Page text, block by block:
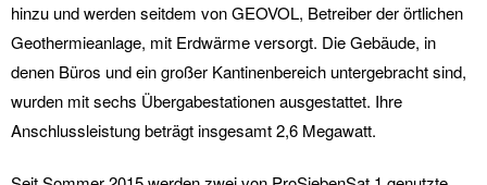
hinzu und werden seitdem von GEOVOL, Betreiber der örtlichen
Geothermieanlage, mit Erdwärme versorgt. Die Gebäude, in
denen Büros und ein großer Kantinenbereich untergebracht sind,
wurden mit sechs Übergabestationen ausgestattet. Ihre
Anschlussleistung beträgt insgesamt 2,6 Megawatt.